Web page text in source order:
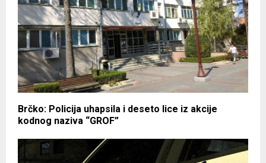
Brčko: Policija uhapsila i deseto lice iz akcije
kodnog naziva “GROF”